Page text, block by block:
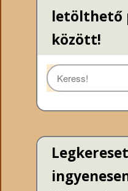
letölthető
között!